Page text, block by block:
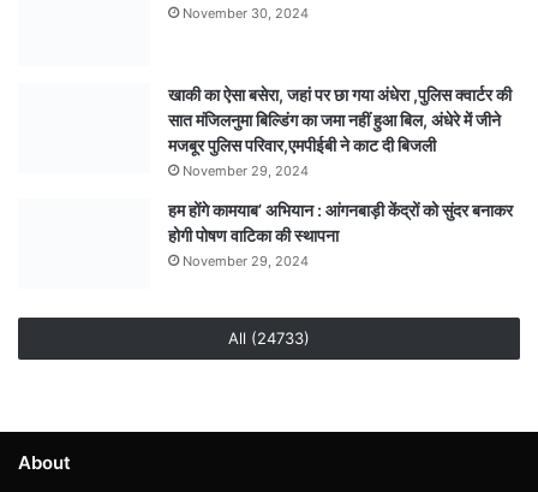
November 30, 2024
खाकी का ऐसा बसेरा, जहां पर छा गया अंधेरा ,पुलिस क्वार्टर की
सात मंजिलनुमा बिल्डिंग का जमा नहीं हुआ बिल, अंधेरे में जीने
मजबूर पुलिस परिवार,एमपीईबी ने काट दी बिजली
November 29, 2024
हम होंगे कामयाब’ अभियान : आंगनबाड़ी केंद्रों को सुंदर बनाकर
होगी पोषण वाटिका की स्थापना
November 29, 2024
All (24733)
About